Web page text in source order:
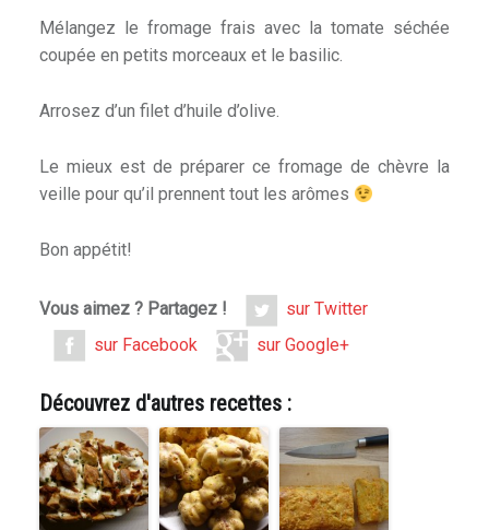
Mélangez le fromage frais avec la tomate séchée
coupée en petits morceaux et le basilic.
Arrosez d’un filet d’huile d’olive.
Le mieux est de préparer ce fromage de chèvre la
veille pour qu’il prennent tout les arômes
Bon appétit!
Vous aimez ? Partagez !
sur Twitter
sur Facebook
sur Google+
Découvrez d'autres recettes :